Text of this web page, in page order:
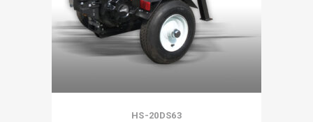
HS-20DS63